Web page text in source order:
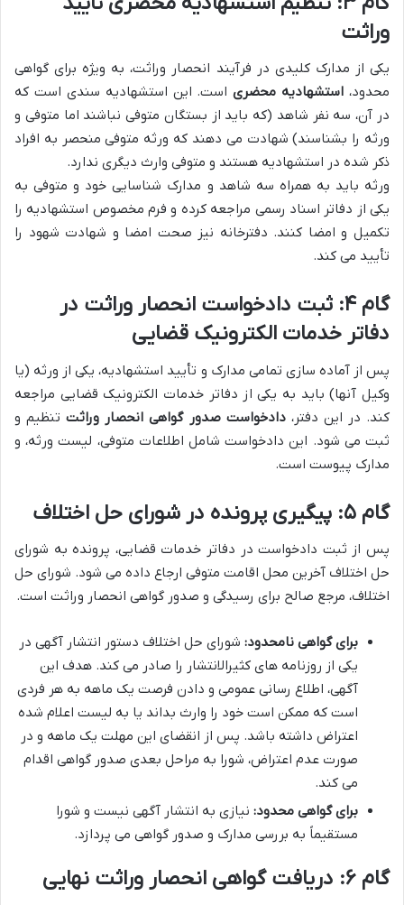
وراثت
یکی از مدارک کلیدی در فرآیند انحصار وراثت، به ویژه برای گواهی
محدود، استشهادیه محضریاست. این استشهادیه سندی است که
در آن، سه نفر شاهد (که باید از بستگان متوفی نباشند اما متوفی و
ورثه را بشناسند) شهادت می دهند که ورثه متوفی منحصر به افراد
ذکر شده در استشهادیه هستند و متوفی وارث دیگری ندارد.
ورثه باید به همراه سه شاهد و مدارک شناسایی خود و متوفی به
یکی از دفاتر اسناد رسمی مراجعه کرده و فرم مخصوص استشهادیه را
تکمیل و امضا کنند. دفترخانه نیز صحت امضا و شهادت شهود را
تأیید می کند.
گام ۴: ثبت دادخواست انحصار وراثت در
دفاتر خدمات الکترونیک قضایی
پس از آماده سازی تمامی مدارک و تأیید استشهادیه، یکی از ورثه (یا
وکیل آنها) باید به یکی از دفاتر خدمات الکترونیک قضایی مراجعه
کند. در این دفتر،دادخواست صدور گواهی انحصار وراثتتنظیم و
ثبت می شود. این دادخواست شامل اطلاعات متوفی، لیست ورثه، و
مدارک پیوست است.
گام ۵: پیگیری پرونده در شورای حل اختلاف
پس از ثبت دادخواست در دفاتر خدمات قضایی، پرونده به شورای
حل اختلاف آخرین محل اقامت متوفی ارجاع داده می شود. شورای حل
اختلاف، مرجع صالح برای رسیدگی و صدور گواهی انحصار وراثت است.
برای گواهی نامحدود: شورای حل اختلاف دستور انتشار آگهی در
یکی از روزنامه های کثیرالانتشار را صادر می کند. هدف این
آگهی، اطلاع رسانی عمومی و دادن فرصت یک ماهه به هر فردی
است که ممکن است خود را وارث بداند یا به لیست اعلام شده
اعتراض داشته باشد. پس از انقضای این مهلت یک ماهه و در
صورت عدم اعتراض، شورا به مراحل بعدی صدور گواهی اقدام
می کند.
برای گواهی محدود: نیازی به انتشار آگهی نیست و شورا
مستقیماً به بررسی مدارک و صدور گواهی می پردازد.
گام ۶: دریافت گواهی انحصار وراثت نهایی